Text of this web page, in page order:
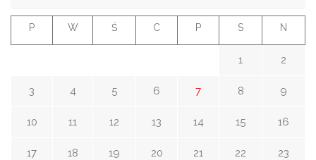
P W Ś C P S N
1 2
3 4 5 6 7 8 9
10 11 12 13 14 15 16
17 18 19 20 21 22 23